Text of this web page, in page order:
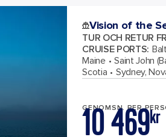
Vision of the
TUR OCH RETUR
CRUISE PORTS:
Maine
Saint John
Scotia
Sydney,
GENOMSN. PER kr
10 469